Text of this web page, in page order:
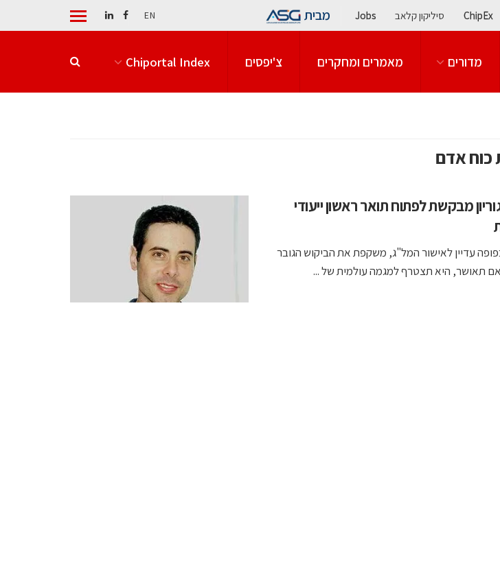
ChipEx סיליקון קלאב Jobs מבית EN
מדורים מאמרים ומחקרים צ'יפסים Chiportal Index
כוח אדם
מבקשת לפתוח תואר ראשון ייעודי
עדיין לאישור המל"ג, משקפת את הביקוש הגובר